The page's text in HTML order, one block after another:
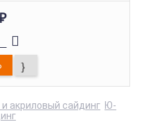
акриловый сайдинг Ю-